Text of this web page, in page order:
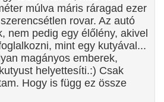
múlva máris ráragad ezer
rovar. Az autó
nem pedig egy élőlény, akivel
mint egy kutyával...
magányos emberek,
helyettesíti.:) Csak
Hogy is függ ez össze